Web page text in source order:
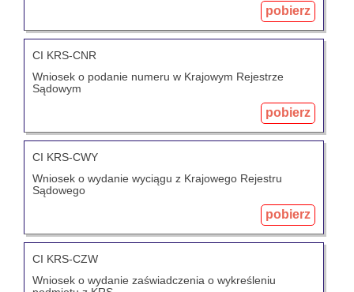
pobierz
CI KRS-CNR
Wniosek o podanie numeru w Krajowym Rejestrze
Sądowym
pobierz
CI KRS-CWY
Wniosek o wydanie wyciągu z Krajowego Rejestru
Sądowego
pobierz
CI KRS-CZW
Wniosek o wydanie zaświadczenia o wykreśleniu